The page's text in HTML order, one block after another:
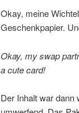
Okay, meine
Geschenkpapier.
Okay, my swap
a cute card!
Der Inhalt war dann